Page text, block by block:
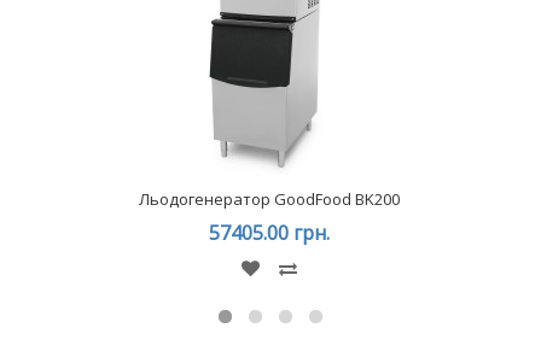
Льодогенератор GoodFood BK200
57405.00 грн.